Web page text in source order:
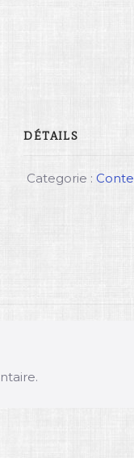
DÉTAILS
Categorie :Conte